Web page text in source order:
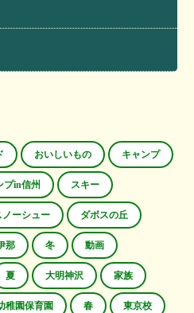
おいしいもの キャンプ
プin信州 スキー
ノーシュー ダボスの丘
那 冬 動画
夏 大明神沢 家族
稚園保育園 春 東京校